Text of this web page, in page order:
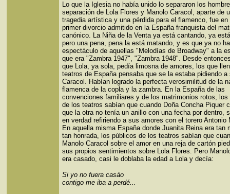
Lo que la Iglesia no había unido lo separaron los
separación de Lola Flores y Manolo Caracol, aparte de
tragedia artística y una pérdida para el flamenco, fue en
primer divorcio admitido en la España franquista del
canónico. La Niña de la Venta ya está cantando, ya
pero una pena, pena la está matando, y es que ya no
espectáculo de aquellas "Melodías de Broadway" a la
que era "Zambra 1947", "Zambra 1948". Desde
que Lola, ya sola, pedía limosna de amores, los que
teatros de España pensaba que se la estaba pidiendo a
Caracol. Habían logrado la perfecta verosimilitud de la
flamenca de la copla y la zambra. En la España de las
convenciones familiares y de los matrimonios rotos, los
de los teatros sabían que cuando Doña Concha Piquer
que la otra no tenía un anillo con una fecha por dentro,
en verdad refiriendo a sus amores con el torero Antonio
En aquella misma España donde Juanita Reina era tan
tan honrada, los públicos de los teatros sabían que
Manolo Caracol sobre el amor en una reja de cartón
sus propios sentimientos sobre Lola Flores. Pero
era casado, casi le doblaba la edad a Lola y decía:
Si yo no fuera casáo
contigo me iba a perdé...